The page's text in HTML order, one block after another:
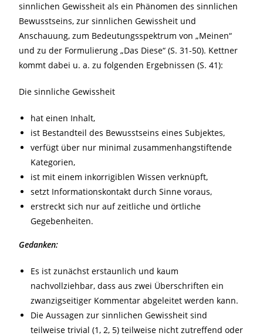
sinnlichen Gewissheit als ein Phänomen des sinnlichen
Bewusstseins, zur sinnlichen Gewissheit und
Anschauung, zum Bedeutungsspektrum von „Meinen“
und zu der Formulierung „Das Diese“ (S. 31-50). Kettner
kommt dabei u. a. zu folgenden Ergebnissen (S. 41):
Die sinnliche Gewissheit
hat einen Inhalt,
ist Bestandteil des Bewusstseins eines Subjektes,
verfügt über nur minimal zusammenhangstiftende
Kategorien,
ist mit einem inkorrigiblen Wissen verknüpft,
setzt Informationskontakt durch Sinne voraus,
erstreckt sich nur auf zeitliche und örtliche
Gegebenheiten.
Gedanken:
Es ist zunächst erstaunlich und kaum
nachvollziehbar, dass aus zwei Überschriften ein
zwanzigseitiger Kommentar abgeleitet werden kann.
Die Aussagen zur sinnlichen Gewissheit sind
teilweise trivial (1, 2, 5) teilweise nicht zutreffend oder